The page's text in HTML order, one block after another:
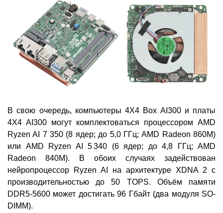
В свою очередь, компьютеры 4X4 Box AI300 и платы
4X4 AI300 могут комплектоваться процессором AMD
Ryzen AI 7 350 (8 ядер; до 5,0 ГГц; AMD Radeon 860M)
или AMD Ryzen AI 5 340 (6 ядер; до 4,8 ГГц; AMD
Radeon 840M). В обоих случаях задействован
нейропроцессор Ryzen AI на архитектуре XDNA 2 с
производительностью до 50 TOPS. Объём памяти
DDR5-5600 может достигать 96 Гбайт (два модуля SO-
DIMM).